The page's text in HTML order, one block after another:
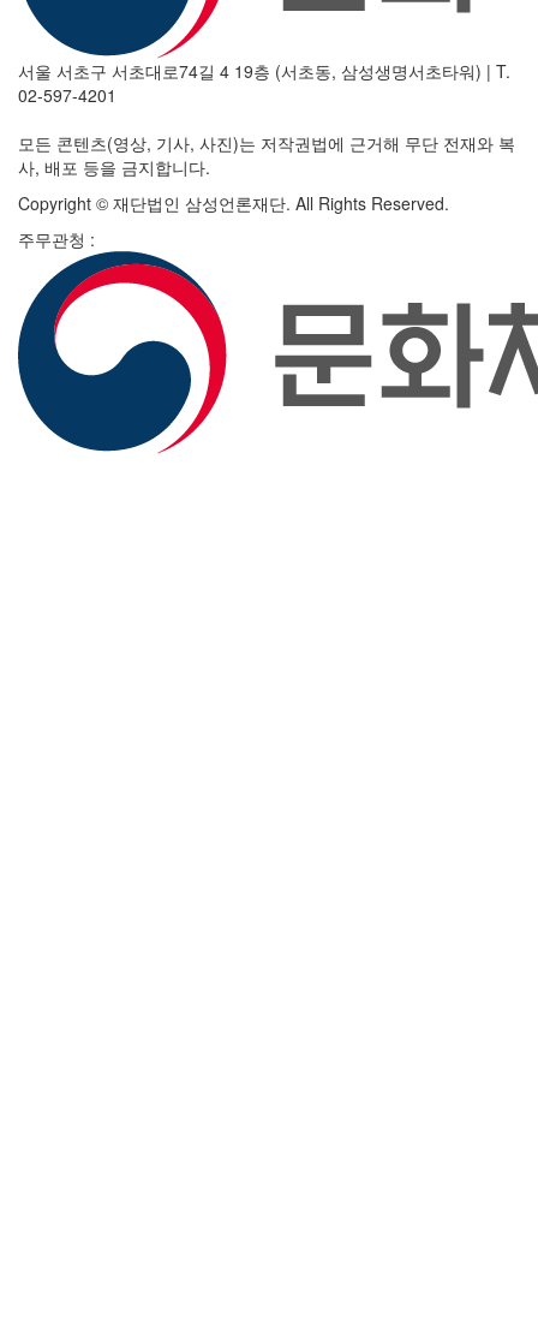
서울 서초구 서초대로74길 4 19층 (서초동, 삼성생명서초타워) | T.
02-597-4201
모든 콘텐츠(영상, 기사, 사진)는 저작권법에 근거해 무단 전재와 복
사, 배포 등을 금지합니다.
Copyright © 재단법인 삼성언론재단. All Rights Reserved.
주무관청 :